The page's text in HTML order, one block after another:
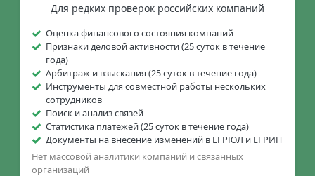
Для редких проверок российских компаний
Оценка финансового состояния компаний
Признаки деловой активности (25 суток в течение
года)
Арбитраж и взыскания (25 суток в течение года)
Инструменты для совместной работы нескольких
сотрудников
Поиск и анализ связей
Статистика платежей (25 суток в течение года)
Документы на внесение изменений в ЕГРЮЛ и ЕГРИП
Нет массовой аналитики компаний и связанных
организаций